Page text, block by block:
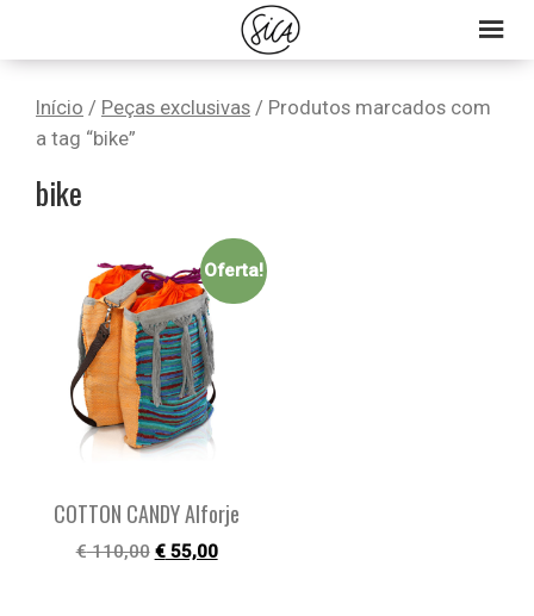
navigation
content
sidebar
Início / Peças exclusivas / Produtos marcados com
a tag “bike”
bike
Oferta!
COTTON CANDY Alforje
€110,00 €55,00